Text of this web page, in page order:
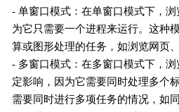
- 单窗口模式：在单窗口模式下，
为它只需要一个进程来运行。这种
算或图形处理的任务，如浏览网页
- 多窗口模式：在多窗口模式下，
定影响，因为它需要同时处理多个
需要同时进行多项任务的情况，如